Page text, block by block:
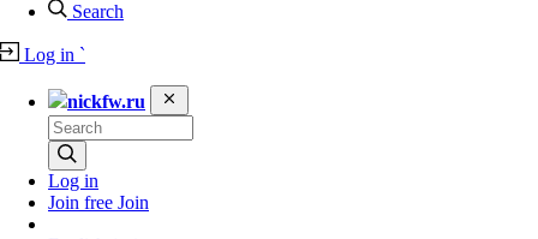
Search
Log in `
nickfw.ru
Log in
Join free Join